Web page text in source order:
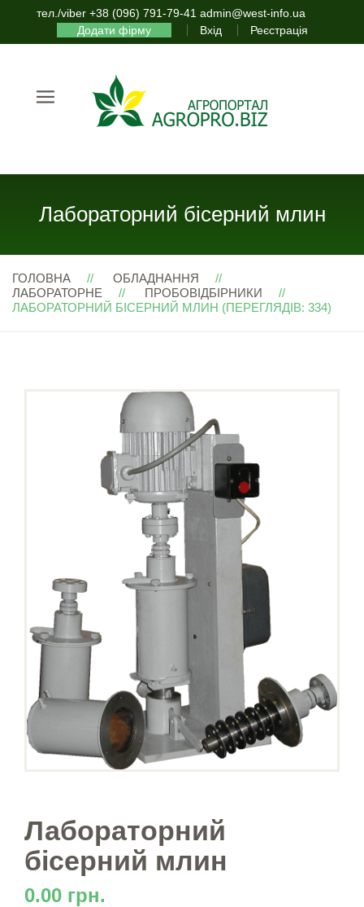
тел./viber +38 (096) 791-79-41 admin@west-info.ua
Додати фірму
Вхід Реєстрація
Лабораторний бісерний млин
ГОЛОВНА
ОБЛАДНАННЯ
ЛАБОРАТОРНЕ
ПРОБОВІДБІРНИКИ
ЛАБОРАТОРНИЙ БІСЕРНИЙ МЛИН (ПЕРЕГЛЯДІВ: 334)
Лабораторний
бісерний млин
0.00 грн.